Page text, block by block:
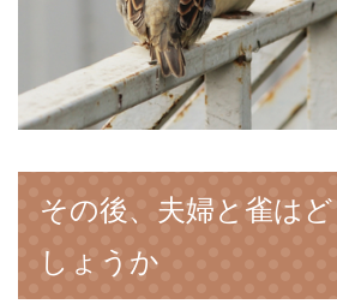
その後、夫婦と雀は
しょうか